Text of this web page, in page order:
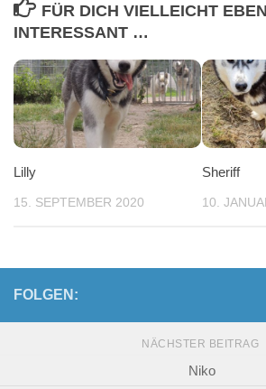
FÜR DICH VIELLEICHT
INTERESSANT …
Lilly
15. SEPTEMBER 2020
Sheriff
10.
FOLGEN:
NÄCHSTER BEITRAG
Niko